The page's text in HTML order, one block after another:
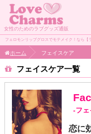
女性のためのラブグッズ通販
フェロモンリップグロスでモテメイク！なら【
ホーム フェイスケア
フェイスケア
-フェ
恋に